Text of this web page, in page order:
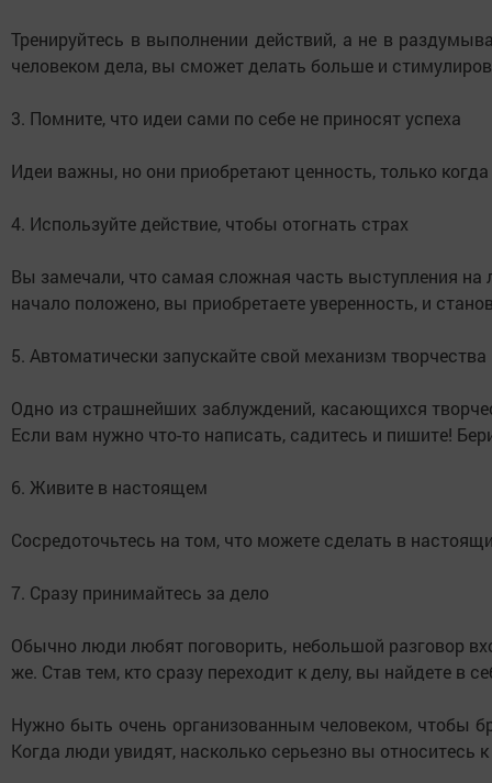
Тренируйтесь в выполнении действий, а не в
человеком дела, вы сможет делать больше и
3. Помните, что идеи сами по себе не приносят успеха
Идеи важны, но они приобретают ценность, только
4. Используйте действие, чтобы отогнать страх
Вы замечали, что самая сложная часть выступления
начало положено, вы приобретаете уверенность, и
5. Автоматически запускайте свой механизм творчества
Одно из страшнейших заблуждений, касающихся
Если вам нужно что-то написать, садитесь и пишите!
6. Живите в настоящем
Сосредоточьтесь на том, что можете сделать в
7. Сразу принимайтесь за дело
Обычно люди любят поговорить, небольшой разговор
же. Став тем, кто сразу переходит к делу, вы найдете в
Нужно быть очень организованным человеком, чтобы
Когда люди увидят, насколько серьезно вы относитесь